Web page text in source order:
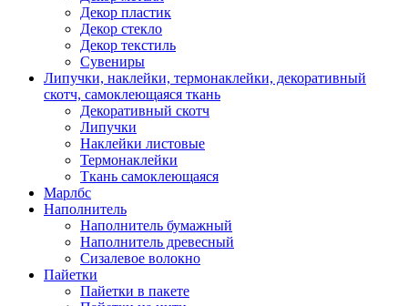
Декор пластик
Декор стекло
Декор текстиль
Сувениры
Липучки, наклейки, термонаклейки, декоративный
скотч, самоклеющаяся ткань
Декоративный скотч
Липучки
Наклейки листовые
Термонаклейки
Ткань самоклеющаяся
Марлбс
Наполнитель
Наполнитель бумажный
Наполнитель древесный
Сизалевое волокно
Пайетки
Пайетки в пакете